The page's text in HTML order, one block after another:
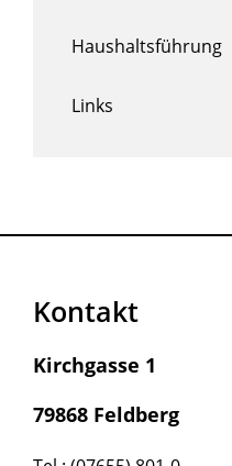
Haushaltsführung
Links
Kontakt
Kirchgasse 1
79868 Feldberg